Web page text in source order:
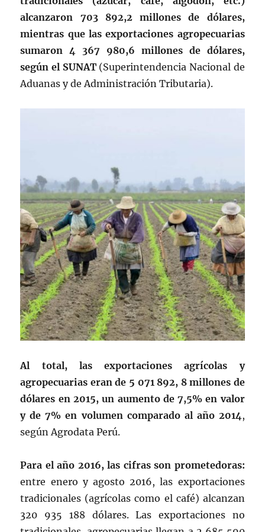
alcanzaron 703 892,2 millones de dólares,
mientras que las exportaciones agropecuarias
sumaron 4 367 980,6 millones de dólares,
según el SUNAT(Superintendencia Nacional de
Aduanas y de Administración Tributaria).
Al total, las exportaciones agrícolas y
agropecuarias eran de 5 071 892, 8 millones de
dólares en 2015, un aumento de 7,5% en valor
y de 7% en volumen comparado al año 2014,
según Agrodata Perú.
Para el año 2016, las cifras son prometedoras:
entre enero y agosto 2016, las exportaciones
tradicionales (agrícolas como el café) alcanzan
320 935 188 dólares. Las exportaciones no